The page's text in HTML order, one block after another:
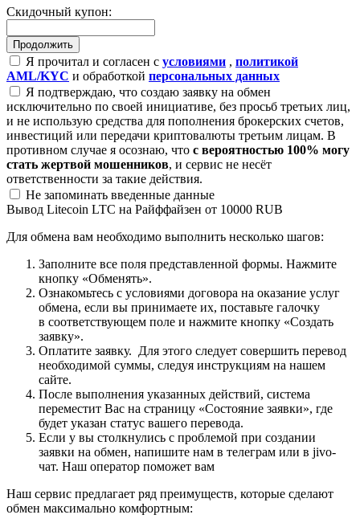
Скидочный купон:
Я прочитал и согласен с условиями , политикой
AML/KYC и обработкой персональных данных
Я подтверждаю, что создаю заявку на обмен
исключительно по своей инициативе, без просьб третьих лиц,
и не использую средства для пополнения брокерских счетов,
инвестиций или передачи криптовалюты третьим лицам. В
противном случае я осознаю, что с вероятностью 100% могу
стать жертвой мошенников, и сервис не несёт
ответственности за такие действия.
Не запоминать введенные данные
Вывод Litecoin LTC на Райффайзен от 10000 RUB
Для обмена вам необходимо выполнить несколько шагов:
Заполните все поля представленной формы. Нажмите
кнопку «Обменять».
Ознакомьтесь с условиями договора на оказание услуг
обмена, если вы принимаете их, поставьте галочку
в соответствующем поле и нажмите кнопку «Создать
заявку».
Оплатите заявку. Для этого следует совершить перевод
необходимой суммы, следуя инструкциям на нашем
сайте.
После выполнения указанных действий, система
переместит Вас на страницу «Состояние заявки», где
будет указан статус вашего перевода.
Если у вы столкнулись с проблемой при создании
заявки на обмен, напишите нам в телеграм или в jivo-
чат. Наш оператор поможет вам
Наш сервис предлагает ряд преимуществ, которые сделают
обмен максимально комфортным: